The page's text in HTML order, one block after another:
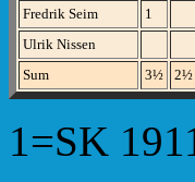
Fredrik Seim 1
Ulrik Nissen
Sum 3½ 2½
1=SK